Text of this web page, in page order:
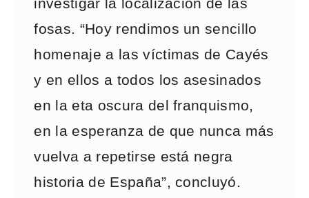
investigar la localización de las
fosas. “Hoy rendimos un sencillo
homenaje a las víctimas de Cayés
y en ellos a todos los asesinados
en la eta oscura del franquismo,
en la esperanza de que nunca más
vuelva a repetirse está negra
historia de España”, concluyó.